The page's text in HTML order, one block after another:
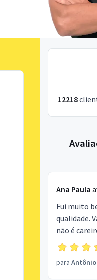
12218
Ana Paula
Fui muito
qualidade.
não é
para